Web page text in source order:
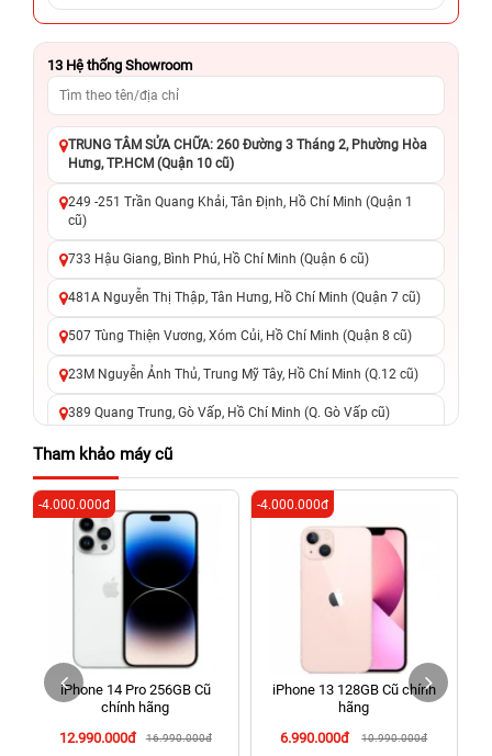
13 Hệ thống Showroom
TRUNG TÂM SỬA CHỮA: 260 Đường 3 Tháng 2, Phường Hòa
Hưng, TP.HCM (Quận 10 cũ)
249 -251 Trần Quang Khải, Tân Định, Hồ Chí Minh (Quận 1
cũ)
733 Hậu Giang, Bình Phú, Hồ Chí Minh (Quận 6 cũ)
481A Nguyễn Thị Thập, Tân Hưng, Hồ Chí Minh (Quận 7 cũ)
507 Tùng Thiện Vương, Xóm Củi, Hồ Chí Minh (Quận 8 cũ)
23M Nguyễn Ảnh Thủ, Trung Mỹ Tây, Hồ Chí Minh (Q.12 cũ)
389 Quang Trung, Gò Vấp, Hồ Chí Minh (Q. Gò Vấp cũ)
625 - 625A Âu Cơ, Tân Phú, Hồ Chí Minh (Quận Tân Phú cũ)
326 Lê Văn Việt, Tăng Nhơn Phú, Hồ Chí Minh (Q.9 TP. Thủ
Đức cũ)
256 Võ Văn Ngân, Thủ Đức, Hồ Chí Minh (Bình Thọ, TP. Thủ
70 Nguyễn An Ninh, Dĩ An, Hồ Chí Minh (Bình Dương Cũ)
24h Vũng Tàu: 162A Ba Cu, Vũng Tàu, Hồ Chí Minh (TP. Vũng
Tàu cũ)
198 Hoàng Văn Thụ, Tân Sơn Nhất, Hồ Chí Minh (Tân Bình
Tham khảo máy cũ
iPhone 14 Pro 256GB Cũ
chính hãng
12.990.000đ
16.990.000đ
-4.000.000đ
iPhone 13 128GB Cũ chính
hãng
6.990.000đ
10.990.000đ
-4.000.000đ